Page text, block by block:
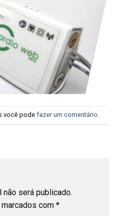
você pode fazer um comentário.
será publicado.
com *